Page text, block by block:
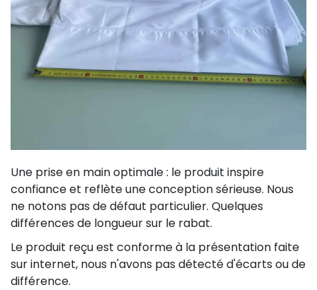
Une prise en main optimale : le produit inspire
confiance et reflète une conception sérieuse. Nous
ne notons pas de défaut particulier. Quelques
différences de longueur sur le rabat.
Le produit reçu est conforme à la présentation faite
sur internet, nous n'avons pas détecté d'écarts ou de
différence.